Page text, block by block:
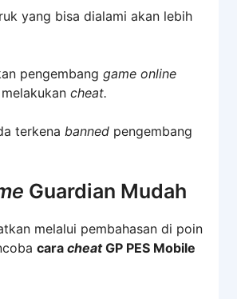
yang bisa dialami akan lebih
pengembang game online
cheat.
terkena banned pengembang
Guardian Mudah
melalui pembahasan di poin
cara cheatGP PES Mobile